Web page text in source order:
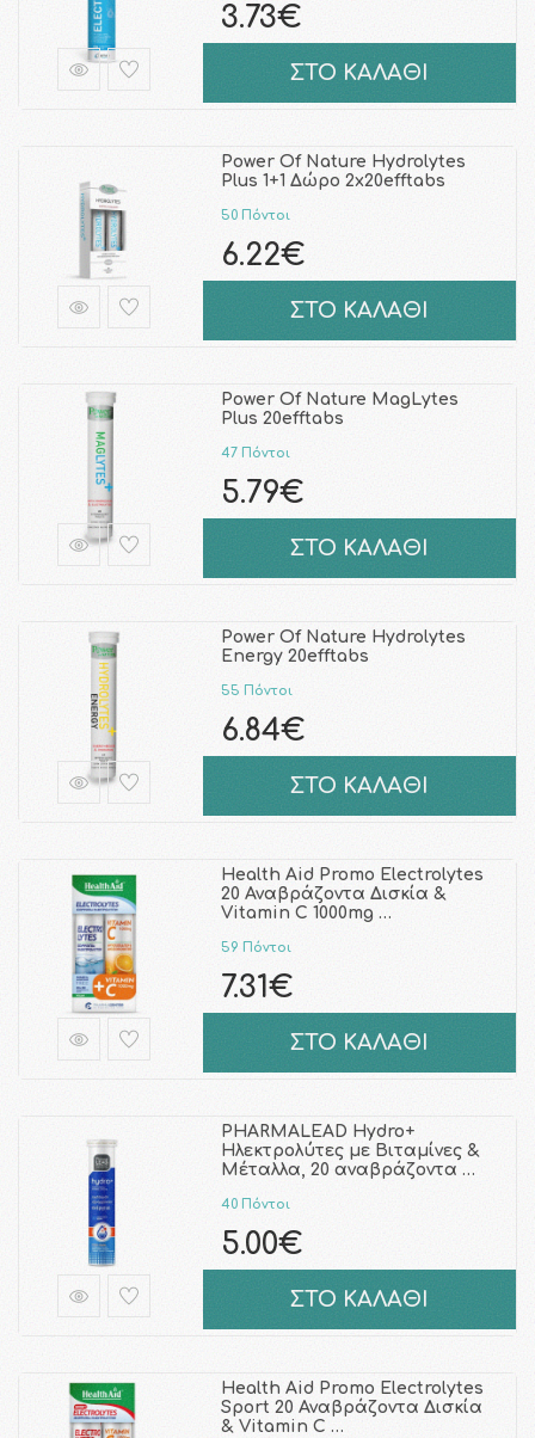
3.73€
ΣΤΟ ΚΑΛΑΘΙ
Power Of Nature Hydrolytes
Plus 1+1 Δώρο 2x20efftabs
50 Πόντοι
6.22€
ΣΤΟ ΚΑΛΑΘΙ
Power Of Nature MagLytes
Plus 20efftabs
47 Πόντοι
5.79€
ΣΤΟ ΚΑΛΑΘΙ
Power Of Nature Hydrolytes
Energy 20efftabs
55 Πόντοι
6.84€
ΣΤΟ ΚΑΛΑΘΙ
Health Aid Promo Electrolytes
20 Αναβράζοντα Δισκία &
Vitamin C 1000mg …
59 Πόντοι
7.31€
ΣΤΟ ΚΑΛΑΘΙ
PHARMALEAD Hydro+
Ηλεκτρολύτες με Βιταμίνες &
Μέταλλα, 20 αναβράζοντα …
40 Πόντοι
5.00€
ΣΤΟ ΚΑΛΑΘΙ
Health Aid Promo Electrolytes
Sport 20 Αναβράζοντα Δισκία
& Vitamin C …